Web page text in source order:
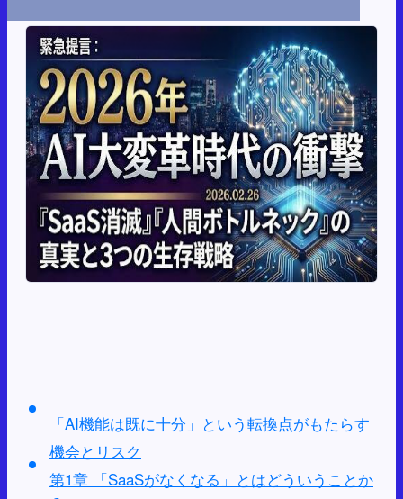
「AI機能は既に十分」という転換点がもたらす
機会とリスク
第1章 「SaaSがなくなる」とはどういうことか